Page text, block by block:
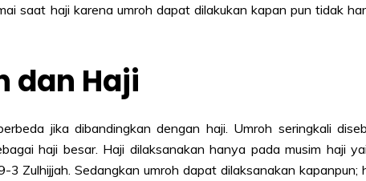
saat haji karena umroh dapat dilakukan kapan pun tidak
dan Haji
jika dibandingkan dengan haji. Umroh seringkali
haji besar. Haji dilaksanakan hanya pada musim haji
Zulhijjah. Sedangkan umroh dapat dilaksanakan kapanpun;